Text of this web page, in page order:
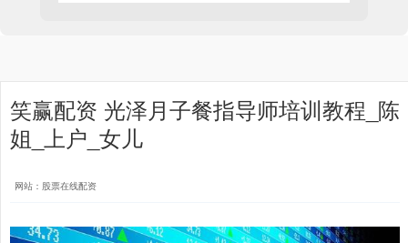
笑赢配资 光泽月子餐指导师培训教程_陈
姐_上户_女儿
网站：股票在线配资